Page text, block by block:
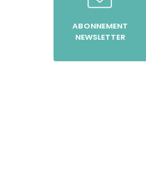
ABONNEMENT
NEWSLETTER